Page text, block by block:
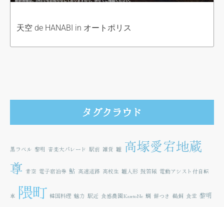
天空 de HANABI in オートポリス
タグクラウド
黒ラベル 黎明 音楽大パレード 駅前 雑貨 雛 高塚愛宕地蔵
尊 青空 電子宿泊券 鮎 高速道路 高校生 雛人形 鼓笛隊 電動アシスト付自転
車 隈町 韓国料理 魅力 駅近 食感農園KazetoNe 鯛 餅つき 鵜飼 食堂 黎明